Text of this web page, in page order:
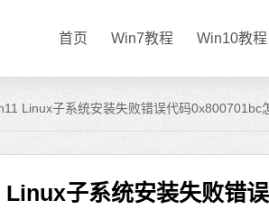
首页 Win7教程 Win10教程
Linux子系统安装失败错误代码0x800701bc
子系统安装失败错